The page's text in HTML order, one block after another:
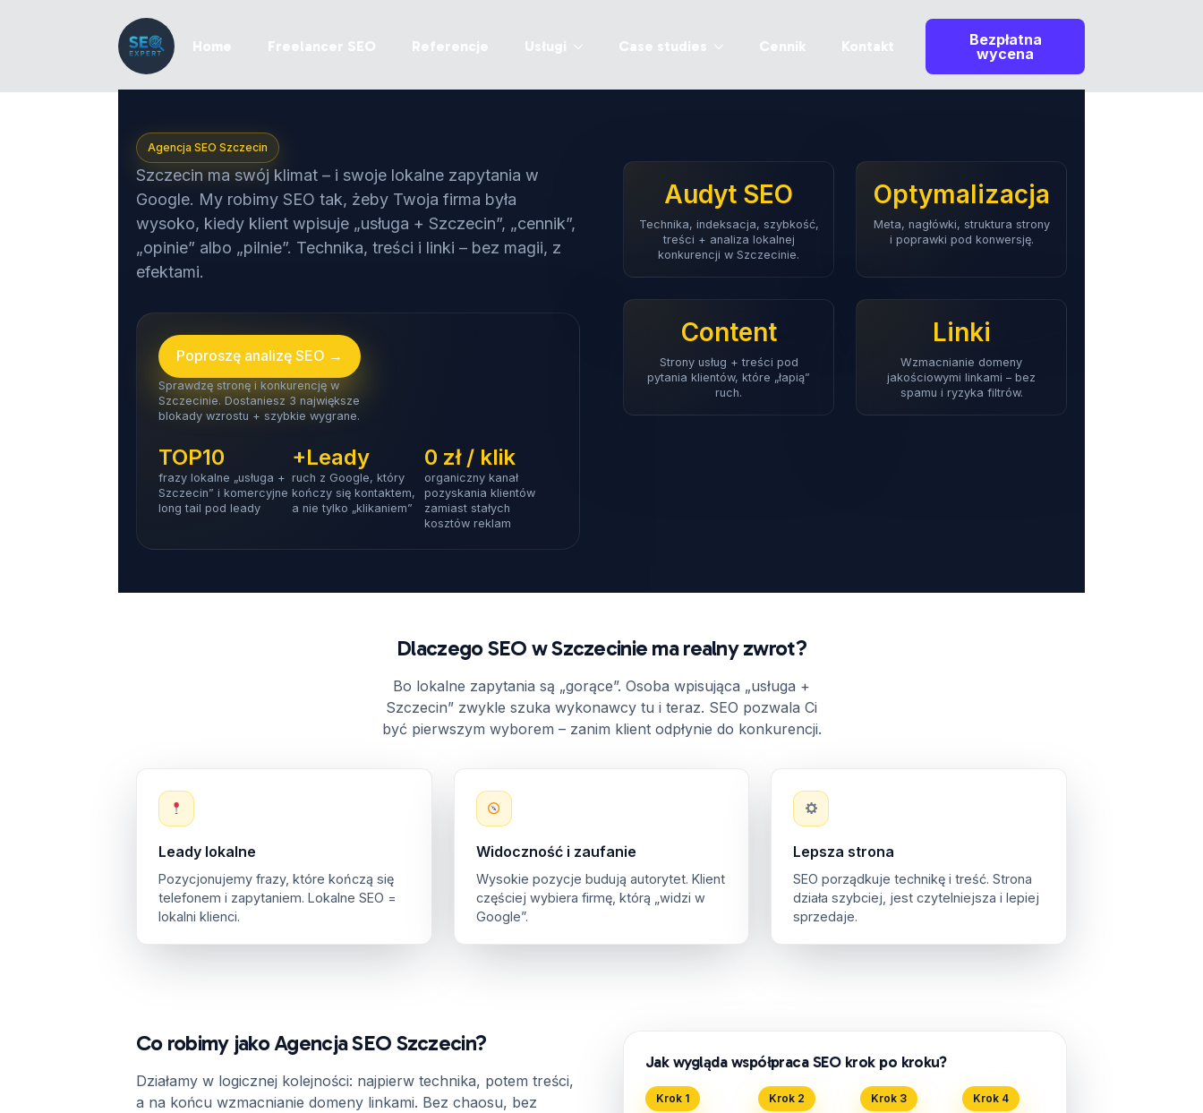
Home Freelancer SEO Referencje Usługi Case studies Cennik Kontakt
Bezpłatna
wycena
Agencja SEO Szczecin
Szczecin ma swój klimat – i swoje lokalne zapytania w
Google. My robimy SEO tak, żeby Twoja firma była
wysoko, kiedy klient wpisuje „usługa + Szczecin”, „cennik”,
„opinie” albo „pilnie”. Technika, treści i linki – bez magii, z
efektami.
Poproszę analizę SEO →
Sprawdzę stronę i konkurencję w
Szczecinie. Dostaniesz 3 największe
blokady wzrostu + szybkie wygrane.
TOP10
frazy lokalne „usługa +
Szczecin” i komercyjne
long tail pod leady
+Leady
ruch z Google, który
kończy się kontaktem,
a nie tylko „klikaniem”
0 zł / klik
organiczny kanał
pozyskania klientów
zamiast stałych
kosztów reklam
Audyt SEO
Technika, indeksacja, szybkość,
treści + analiza lokalnej
konkurencji w Szczecinie.
Optymalizacja
Meta, nagłówki, struktura strony
i poprawki pod konwersję.
Content
Strony usług + treści pod
pytania klientów, które „łapią”
ruch.
Linki
Wzmacnianie domeny
jakościowymi linkami – bez
spamu i ryzyka filtrów.
Dlaczego SEO w Szczecinie ma realny zwrot?
Bo lokalne zapytania są „gorące”. Osoba wpisująca „usługa +
Szczecin” zwykle szuka wykonawcy tu i teraz. SEO pozwala Ci
być pierwszym wyborem – zanim klient odpłynie do konkurencji.
Leady lokalne
Pozycjonujemy frazy, które kończą się
telefonem i zapytaniem. Lokalne SEO =
lokalni klienci.
Widoczność i zaufanie
Wysokie pozycje budują autorytet. Klient
częściej wybiera firmę, którą „widzi w
Google”.
Lepsza strona
SEO porządkuje technikę i treść. Strona
działa szybciej, jest czytelniejsza i lepiej
sprzedaje.
Co robimy jako Agencja SEO Szczecin?
Działamy w logicznej kolejności: najpierw technika, potem treści,
a na końcu wzmacnianie domeny linkami. Bez chaosu, bez
Jak wygląda współpraca SEO krok po kroku?
Krok 1 Krok 2 Krok 3 Krok 4